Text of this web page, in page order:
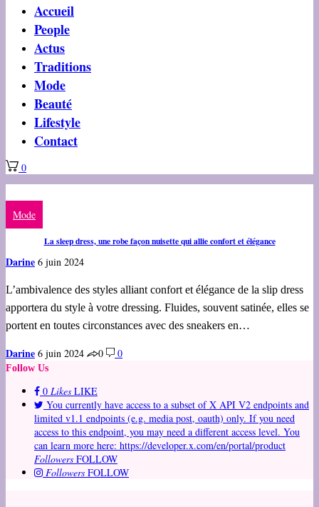
Accueil
People
Actus
Traditions
Mode
Beauté
Lifestyle
Contact
0
Mode
La sleep dress, une robe façon nuisette qui allie confort et élégance
Darine 6 juin 2024
L’ambivalence des styles alliant confort et élégance de la slip dress
apportera du style à votre dressing. Fluides, souvent satinée, elles se
portent en toutes circonstances avec des sneakers en…
Darine 6 juin 2024 0 0
Follow Us
0 Likes LIKE
You currently have access to a subset of X API V2 endpoints and
limited v1.1 endpoints (e.g. media post, oauth) only. If you need
access to this endpoint, you may need a different access level. You
can learn more here: https://developer.x.com/en/portal/product
Followers FOLLOW
Followers FOLLOW